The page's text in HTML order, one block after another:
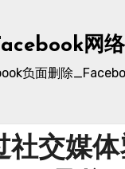
网
负面删除
社交媒